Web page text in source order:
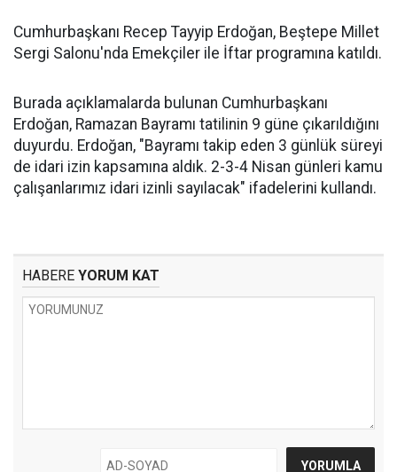
Cumhurbaşkanı Recep Tayyip Erdoğan, Beştepe Millet
Sergi Salonu'nda Emekçiler ile İftar programına katıldı.
Burada açıklamalarda bulunan Cumhurbaşkanı
Erdoğan, Ramazan Bayramı tatilinin 9 güne çıkarıldığını
duyurdu. Erdoğan, "Bayramı takip eden 3 günlük süreyi
de idari izin kapsamına aldık. 2-3-4 Nisan günleri kamu
çalışanlarımız idari izinli sayılacak" ifadelerini kullandı.
HABERE YORUM KAT